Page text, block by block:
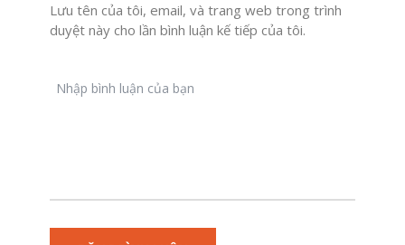
Lưu tên của tôi, email, và trang web trong trình
duyệt này cho lần bình luận kế tiếp của tôi.